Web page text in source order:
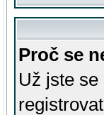
Proč se
Už jste